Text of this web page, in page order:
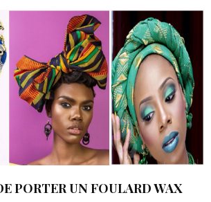
PORTER UN FOULARD WAX